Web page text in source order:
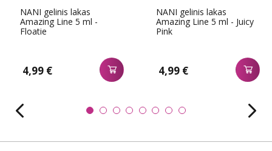
NANI gelinis lakas
Amazing Line 5 ml -
Floatie
4,99 €
NANI gelinis lakas
Amazing Line 5 ml - Juicy
Pink
4,99 €